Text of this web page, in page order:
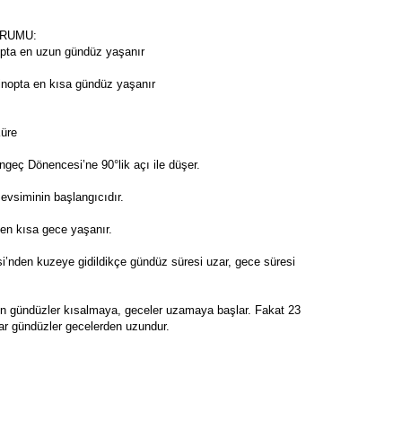
en uzun gündüz yaşanır
en kısa gündüz yaşanır
Dönencesi’ne 90°lik açı ile düşer.
başlangıcıdır.
kısa gece yaşanır.
kuzeye gidildikçe gündüz süresi uzar, gece süresi
gündüzler kısalmaya, geceler uzamaya başlar. Fakat 23
gündüzler gecelerden uzundur.